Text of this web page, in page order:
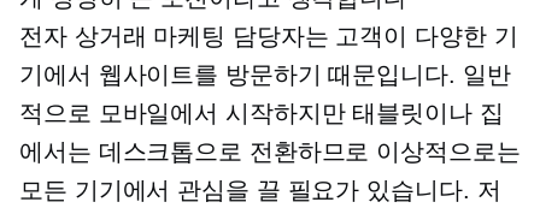
전자 상거래 마케팅 담당자는 고객이 다양한 기
기에서 웹사이트를 방문하기 때문입니다. 일반
적으로 모바일에서 시작하지만 태블릿이나 집
에서는 데스크톱으로 전환하므로 이상적으로는
모든 기기에서 관심을 끌 필요가 있습니다. 저